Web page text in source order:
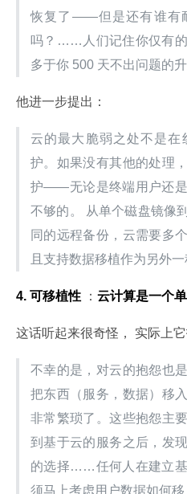
恢复了——但是还有谁有
吗？……人们记住你仅有
多于你 500 天不出问题的升
他进一步提出：
云的最大脆弱之处不是
护。如果没有其他的处理
护——无论是终端用户还
不够的。 从单个磁盘镜像
同的远程备份，云需要多
且支持数据移植作为另外一
4. 可移植性 ： 云计算是一个
这话听起来很奇怪， 实际上
不幸的是，对云的抱怨也
把东西（服务，数据）移
非常繁琐了。这些抱怨主
到基于云的服务之后，发
的选择……任何人在建立
须马上考虑用户数据如何移